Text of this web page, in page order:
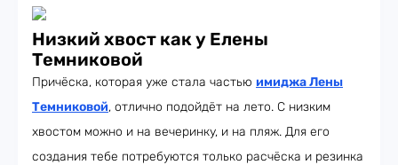
Низкий хвост как у Елены
Темниковой
Причёска, которая уже стала частью имиджа Лены
Темниковой, отлично подойдёт на лето. С низким
хвостом можно и на вечеринку, и на пляж. Для его
создания тебе потребуются только расчёска и резинка